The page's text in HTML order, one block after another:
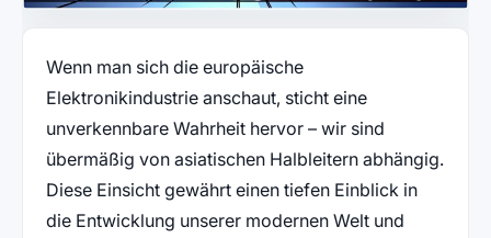
Wenn man sich die europäische
Elektronikindustrie anschaut, sticht eine
unverkennbare Wahrheit hervor – wir sind
übermäßig von asiatischen Halbleitern abhängig.
Diese Einsicht gewährt einen tiefen Einblick in
die Entwicklung unserer modernen Welt und